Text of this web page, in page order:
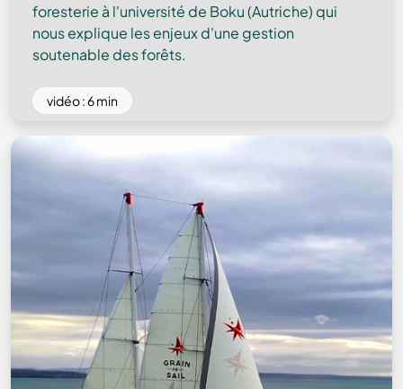
foresterie à l'université de Boku (Autriche) qui
nous explique les enjeux d'une gestion
soutenable des forêts.
vidéo : 6 min